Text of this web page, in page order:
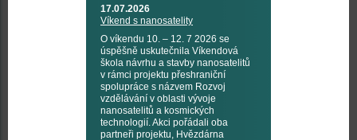
17.07.2026
Víkend s nanosatelity
O víkendu 10. – 12. 7 2026 se
úspěšně uskutečnila Víkendová
škola návrhu a stavby nanosatelitů
v rámci projektu přeshraniční
spolupráce s názvem Rozvoj
vzdělávání v oblasti vývoje
nanosatelitů a kosmických
technologií. Akci pořádali oba
partneři projektu, Hvězdárna